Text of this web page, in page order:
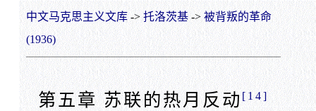
中文马克思主义文库-> 托洛茨基-> 被背叛的革命
(1936)
第五章 苏联的热月反动 [14]